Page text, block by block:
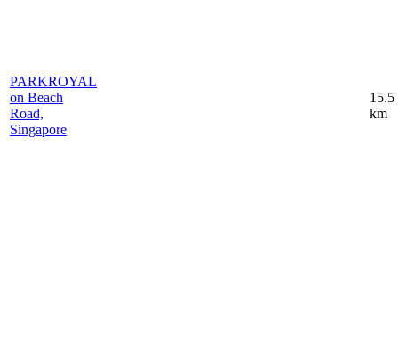
PARKROYAL
on Beach
Road,
Singapore
15.5
km